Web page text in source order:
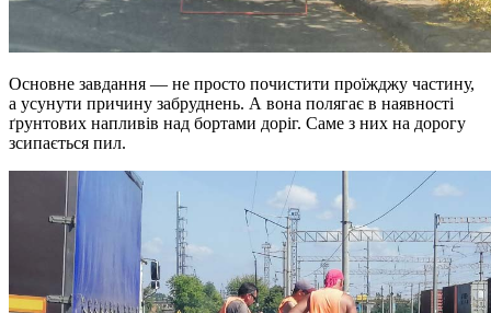
Основне завдання — не просто почистити проїжджу частину,
а усунути причину забруднень. А вона полягає в наявності
ґрунтових напливів над бортами доріг. Саме з них на дорогу
зсипається пил.